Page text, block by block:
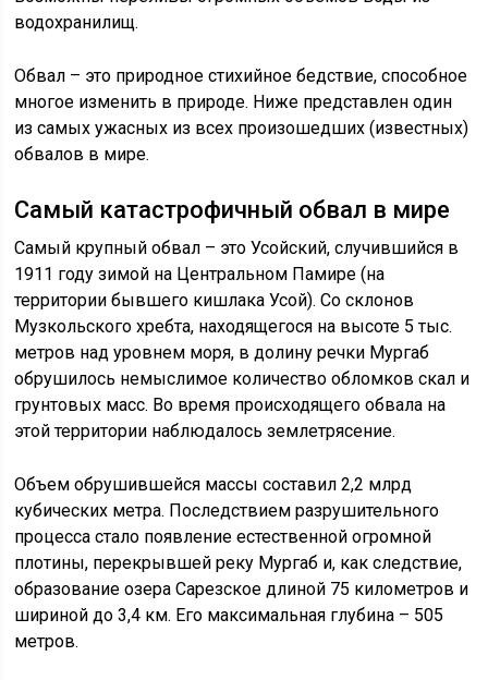
водохранилищ.
Обвал – это природное стихийное бедствие, способное
многое изменить в природе. Ниже представлен один
из самых ужасных из всех произошедших (известных)
обвалов в мире.
Самый катастрофичный обвал в мире
Самый крупный обвал – это Усойский, случившийся в
1911 году зимой на Центральном Памире (на
территории бывшего кишлака Усой). Со склонов
Музкольского хребта, находящегося на высоте 5 тыс.
метров над уровнем моря, в долину речки Мургаб
обрушилось немыслимое количество обломков скал и
грунтовых масс. Во время происходящего обвала на
этой территории наблюдалось землетрясение.
Объем обрушившейся массы составил 2,2 млрд
кубических метра. Последствием разрушительного
процесса стало появление естественной огромной
плотины, перекрывшей реку Мургаб и, как следствие,
образование озера Сарезское длиной 75 километров и
шириной до 3,4 км. Его максимальная глубина – 505
метров.